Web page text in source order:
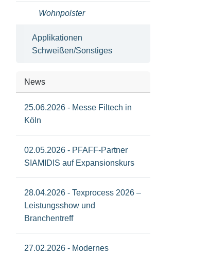
Wohnpolster
Applikationen
Schweißen/Sonstiges
News
25.06.2026 - Messe Filtech in
Köln
02.05.2026 - PFAFF-Partner
SIAMIDIS auf Expansionskurs
28.04.2026 - Texprocess 2026 –
Leistungsshow und
Branchentreff
27.02.2026 - Modernes